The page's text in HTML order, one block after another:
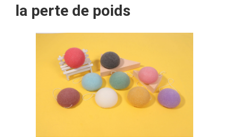
la perte de poids